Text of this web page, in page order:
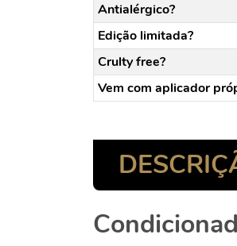
Antialérgico?
Edição limitada?
Crulty free?
Vem com aplicador